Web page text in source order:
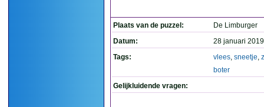
Plaats van de puzzel:
De Limburger
Datum:
28 januari
Tags:
vlees, sneetje,
boter
Gelijkluidende vragen: